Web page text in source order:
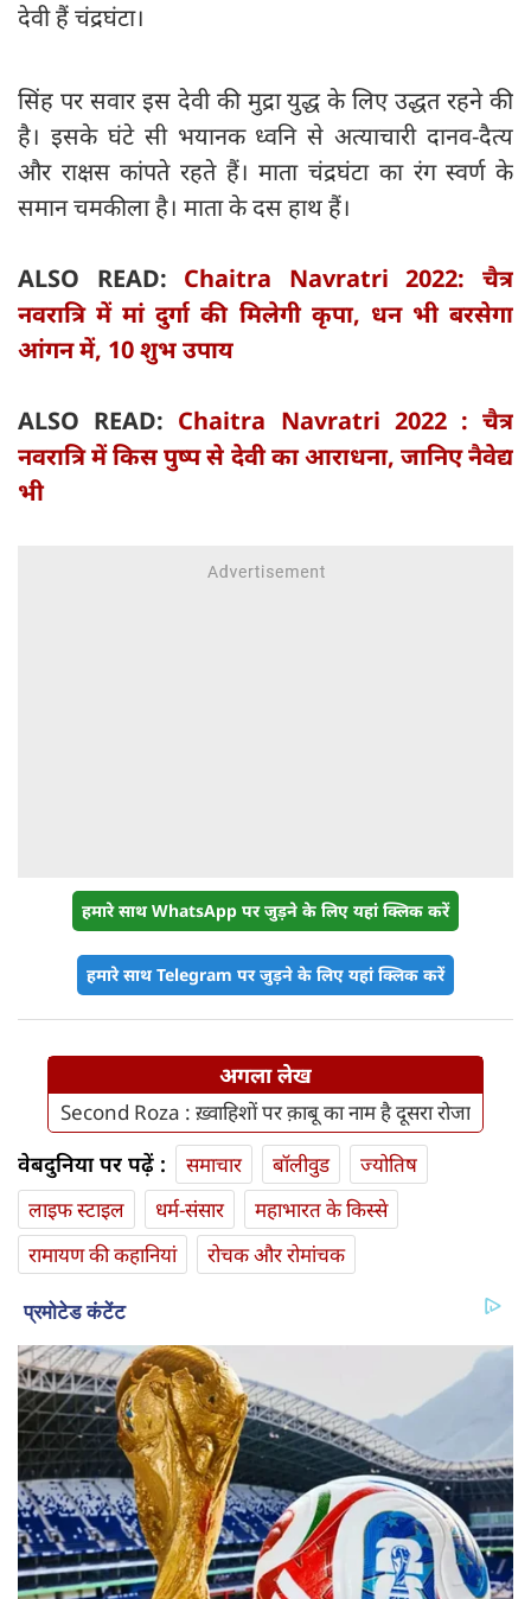
देवी हैं चंद्रघंटा।
सिंह पर सवार इस देवी की मुद्रा युद्ध के लिए उद्धत रहने की
है। इसके घंटे सी भयानक ध्वनि से अत्याचारी दानव-दैत्य
और राक्षस कांपते रहते हैं। माता चंद्रघंटा का रंग स्वर्ण के
समान चमकीला है। माता के दस हाथ हैं।
ALSO READ: Chaitra Navratri 2022: चैत्र
नवरात्रि में मां दुर्गा की मिलेगी कृपा, धन भी बरसेगा
आंगन में, 10 शुभ उपाय
ALSO READ: Chaitra Navratri 2022 : चैत्र
नवरात्रि में किस पुष्प से देवी का आराधना, जानिए नैवेद्य
भी
हमारे साथ WhatsApp पर जुड़ने के लिए यहां क्लिक करें
हमारे साथ Telegram पर जुड़ने के लिए यहां क्लिक करें
अगला लेख
Second Roza : ख़्वाहिशों पर क़ाबू का नाम है दूसरा रोजा
वेबदुनिया पर पढ़ें : समाचार बॉलीवुड
ज्योतिष
लाइफ स्‍टाइल
धर्म-संसार
महाभारत के किस्से
रामायण की कहानियां
रोचक और रोमांचक